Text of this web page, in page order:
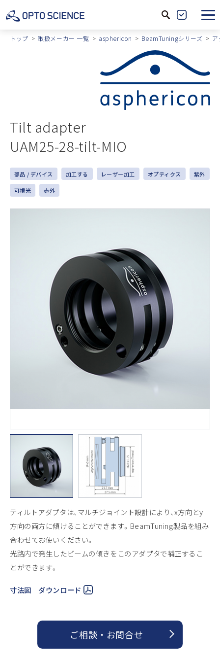
サ
イ
ト
製
品
込
トップ 取扱メーカー 一覧 asphericon BeamTuningシリーズ
Tilt adapter
UAM25-28-tilt-MIO
部品 / デバイス 加工する レーザー加工 オプティクス 紫外
可視光 赤外
ティルトアダプタは、マルチジョイント設計により、x方向とy
方向の両方に傾けることができます。BeamTuning製品を組み
合わせてお使いください。
光路内で発生したビームの傾きをこのアダプタで補正するこ
とができます。
寸法図 ダウンロード
ご相談 ・ お問合せ